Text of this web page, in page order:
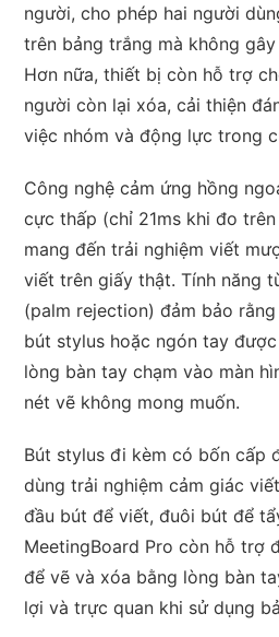
người, cho phép hai người
trên bảng trắng mà không
Hơn nữa, thiết bị còn hỗ trợ
người còn lại xóa, cải thiện
việc nhóm và động lực trong
Công nghệ cảm ứng hồng
cực thấp (chỉ 21ms khi đo
mang đến trải nghiệm viết
viết trên giấy thật. Tính năng
(palm rejection) đảm bảo
bút stylus hoặc ngón tay
lòng bàn tay chạm vào màn
nét vẽ không mong muốn.
Bút stylus đi kèm có bốn cấp
dùng trải nghiệm cảm giác
đầu bút để viết, đuôi bút để
MeetingBoard Pro còn hỗ trợ
để vẽ và xóa bằng lòng bàn
lợi và trực quan khi sử dụng